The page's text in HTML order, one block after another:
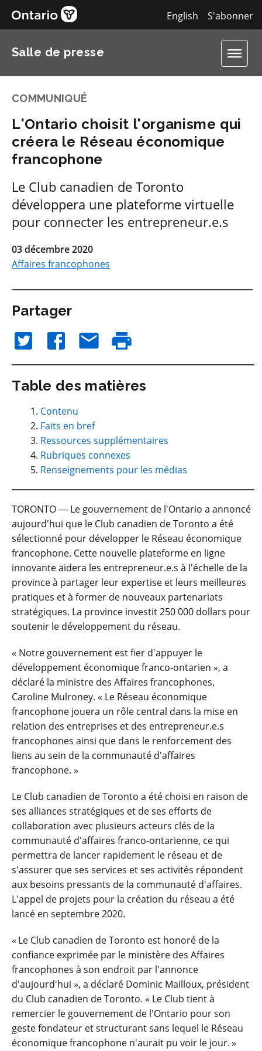
S'abonner
English
Salle de presse
COMMUNIQUÉ
L'Ontario choisit l'organisme qui
créera le Réseau économique
francophone
Le Club canadien de Toronto
développera une plateforme virtuelle
pour connecter les entrepreneur.e.s
03 décembre 2020
Affaires francophones
Partager
Table des matières
Contenu
Faits en bref
Ressources supplémentaires
Rubriques connexes
Renseignements pour les médias
TORONTO ― Le gouvernement de l'Ontario a annoncé
aujourd'hui que le Club canadien de Toronto a été
sélectionné pour développer le Réseau économique
francophone. Cette nouvelle plateforme en ligne
innovante aidera les entrepreneur.e.s à l'échelle de la
province à partager leur expertise et leurs meilleures
pratiques et à former de nouveaux partenariats
stratégiques. La province investit 250 000 dollars pour
soutenir le développement du réseau.
« Notre gouvernement est fier d'appuyer le
développement économique franco-ontarien », a
déclaré la ministre des Affaires francophones,
Caroline Mulroney. « Le Réseau économique
francophone jouera un rôle central dans la mise en
relation des entreprises et des entrepreneur.e.s
francophones ainsi que dans le renforcement des
liens au sein de la communauté d'affaires
francophone. »
Le Club canadien de Toronto a été choisi en raison de
ses alliances stratégiques et de ses efforts de
collaboration avec plusieurs acteurs clés de la
communauté d'affaires franco-ontarienne, ce qui
permettra de lancer rapidement le réseau et de
s'assurer que ses services et ses activités répondent
aux besoins pressants de la communauté d'affaires.
L'appel de projets pour la création du réseau a été
lancé en septembre 2020.
« Le Club canadien de Toronto est honoré de la
confiance exprimée par le ministère des Affaires
francophones à son endroit par l'annonce
d'aujourd'hui », a déclaré Dominic Mailloux, président
du Club canadien de Toronto. « Le Club tient à
remercier le gouvernement de l'Ontario pour son
geste fondateur et structurant sans lequel le Réseau
économique francophone n'aurait pu voir le jour. »